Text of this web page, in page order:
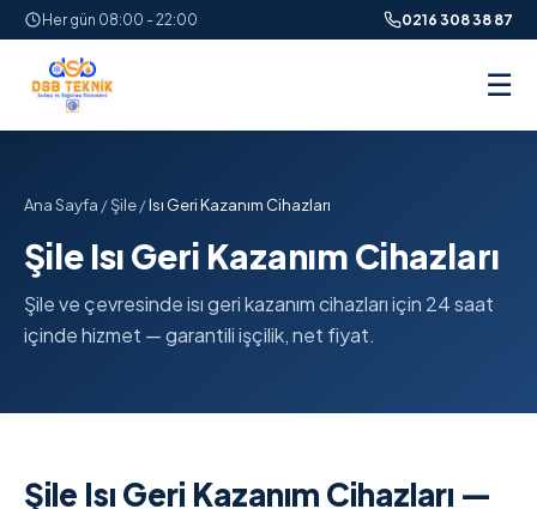
Her gün 08:00 - 22:00 0216 308 38 87
☰
Ana Sayfa /Şile/Isı Geri Kazanım Cihazları
Şile Isı Geri Kazanım Cihazları
Şile ve çevresinde isı geri kazanım cihazları için 24 saat
içinde hizmet — garantili işçilik, net fiyat.
Şile Isı Geri Kazanım Cihazları —